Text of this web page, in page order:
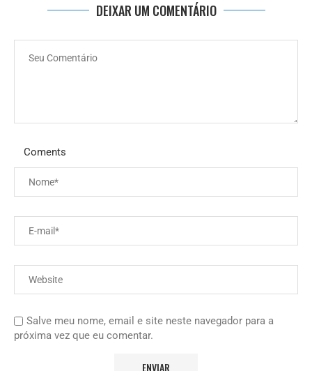
DEIXAR UM COMENTÁRIO
Coments
Salve meu nome, email e site neste navegador para a
próxima vez que eu comentar.